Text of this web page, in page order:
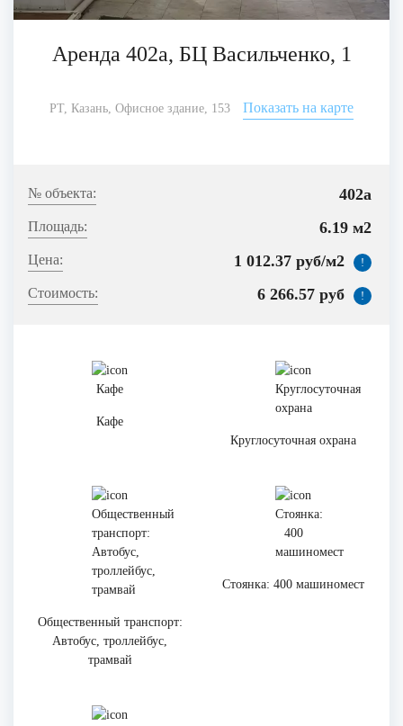
Аренда 402а, БЦ Васильченко, 1
РТ, Казань, Офисное здание, 153 Показать на карте
402а
6.19 м2
1 012.37 руб/м2
!
6 266.57 руб !
Кафе
Круглосуточная охрана
Общественный транспорт:
Автобус, троллейбус,
трамвай
Стоянка: 400 машиномест